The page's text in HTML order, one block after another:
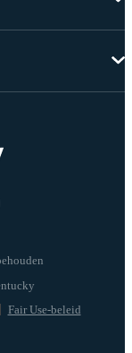
Fair Use-beleid